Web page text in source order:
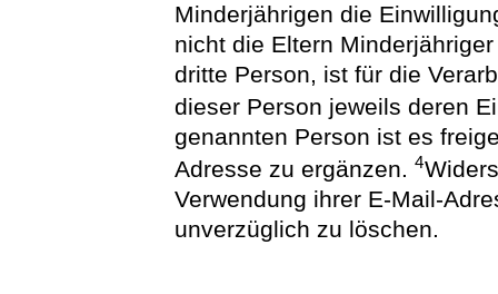
Minderjährigen die
nicht die Eltern
dritte Person, ist für die
dieser Person jeweils deren
genannten Person ist es
Adresse zu ergänzen.4
Verwendung ihrer E-Mail-
unverzüglich zu löschen.